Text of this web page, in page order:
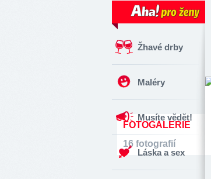
Žhavé drby
Maléry
Musíte vědět!
Láska a sex
FOTOGALERIE
16 fotografií